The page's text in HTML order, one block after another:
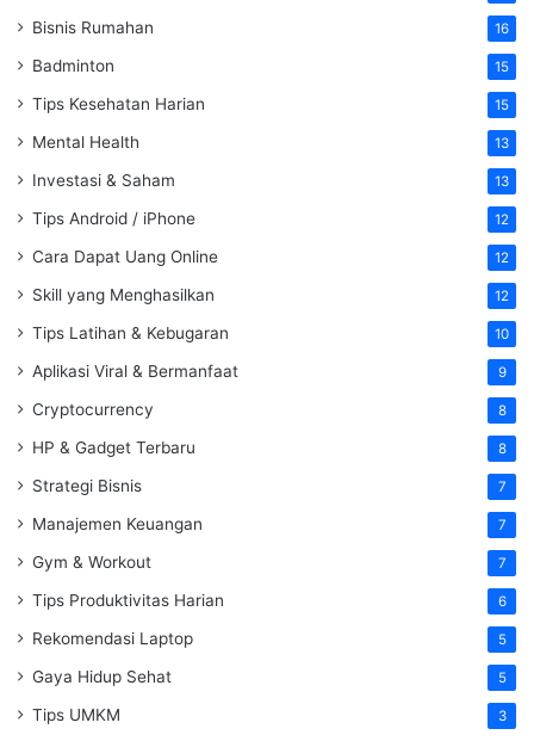
Bisnis Rumahan 16
Badminton 15
Tips Kesehatan Harian 15
Mental Health 13
Investasi & Saham 13
Tips Android / iPhone 12
Cara Dapat Uang Online 12
Skill yang Menghasilkan 12
Tips Latihan & Kebugaran 10
Aplikasi Viral & Bermanfaat 9
Cryptocurrency 8
HP & Gadget Terbaru 8
Strategi Bisnis 7
Manajemen Keuangan 7
Gym & Workout 7
Tips Produktivitas Harian 6
Rekomendasi Laptop 5
Gaya Hidup Sehat 5
Tips UMKM 3